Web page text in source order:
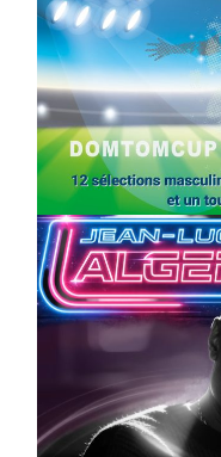
SPORT COMPÉTITIONS
Foot : la DTC
On03/04/2026by